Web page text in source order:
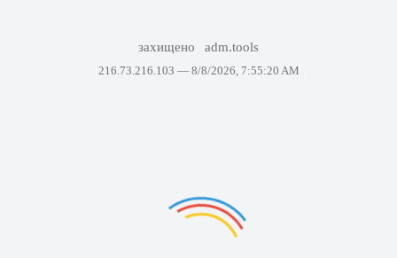
захищено adm.tools
216.73.216.103 — 8/8/2026, 7:55:20 AM